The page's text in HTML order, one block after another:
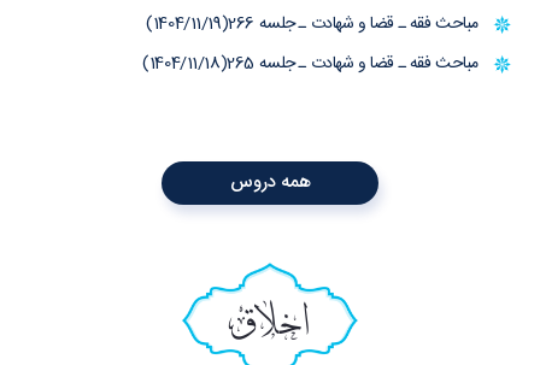
مباحث فقه ـ قضا و شهادت ـ جلسه 266(1404/11/19)
مباحث فقه ـ قضا و شهادت ـ جلسه 265(1404/11/18)
همه دروس
اخلاق